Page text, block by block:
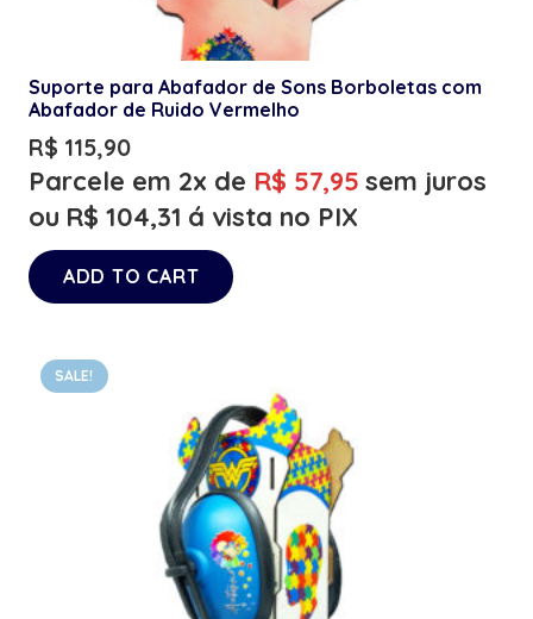
Suporte para Abafador de Sons Borboletas com
Abafador de Ruido Vermelho
R$ 115,90
Parcele em 2x de R$ 57,95 sem juros
ou R$ 104,31 á vista no PIX
ADD TO CART
SALE!